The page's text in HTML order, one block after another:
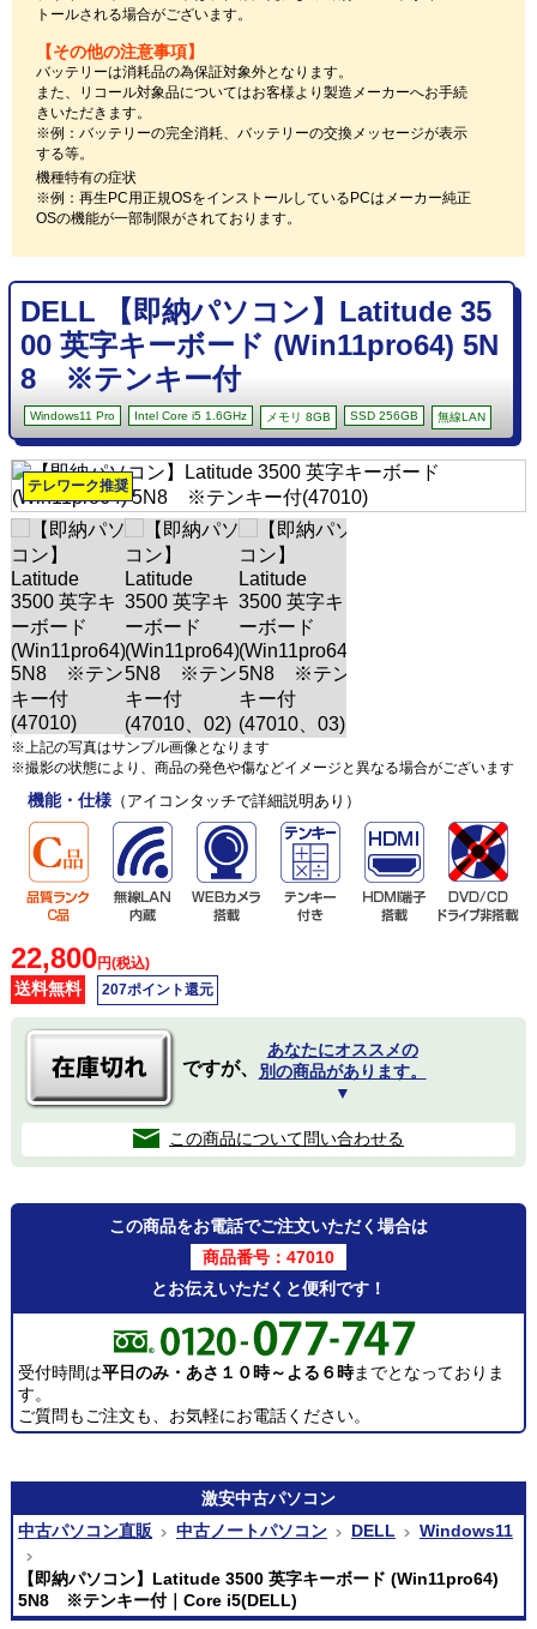
トールされる場合がございます。
【その他の注意事項】
バッテリーは消耗品の為保証対象外となります。
また、リコール対象品についてはお客様より製造メーカーへお手続
きいただきます。
※例：バッテリーの完全消耗、バッテリーの交換メッセージが表示
する等。
機種特有の症状
※例：再生PC用正規OSをインストールしているPCはメーカー純正
OSの機能が一部制限がされております。
DELL 【即納パソコン】Latitude 35
00 英字キーボード (Win11pro64) 5N
8 ※テンキー付
Windows11 Pro Intel Core i5 1.6GHz メモリ 8GB SSD 256GB 無線LAN
テレワーク推奨
※上記の写真はサンプル画像となります
※撮影の状態により、商品の発色や傷などイメージと異なる場合がございます
機能・仕様（アイコンタッチで詳細説明あり）
22,800円(税込)
送料無料 207ポイント還元
ですが、
あなたにオススメの
別の商品があります。
▼
この商品について問い合わせる
この商品をお電話でご注文いただく場合は
商品番号：47010
とお伝えいただくと便利です！
受付時間は平日のみ・あさ１０時～よる６時までとなっておりま
す。
ご質問もご注文も、お気軽にお電話ください。
激安中古パソコン
中古パソコン直販
中古ノートパソコン DELL Windows11
【即納パソコン】Latitude 3500 英字キーボード (Win11pro64)
5N8 ※テンキー付｜Core i5(DELL)